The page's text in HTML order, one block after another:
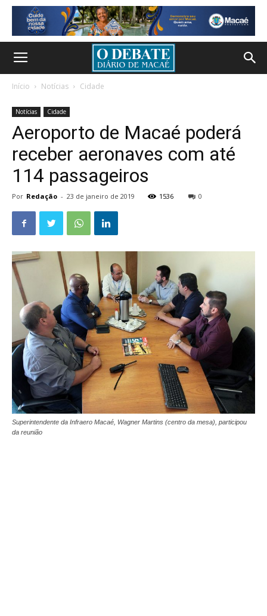
Início Notícias Cidade
Notícias Cidade
Aeroporto de Macaé poderá
receber aeronaves com até
114 passageiros
Por Redação - 23 de janeiro de 2019 1536 0
Superintendente da Infraero Macaé, Wagner Martins (centro da mesa), participou
da reunião